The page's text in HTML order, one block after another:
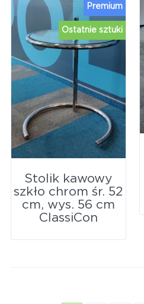
Ostatnie sztuki
Premium
Stolik kawowy
szkło chrom śr. 52
cm, wys. 56 cm
ClassiCon